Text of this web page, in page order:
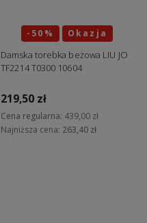
-50% Okazja
Damska torebka beżowa LIU JO
TF2214 T0300 10604
219,50 zł
Cena regularna: 439,00 zł
Najniższa cena: 263,40 zł